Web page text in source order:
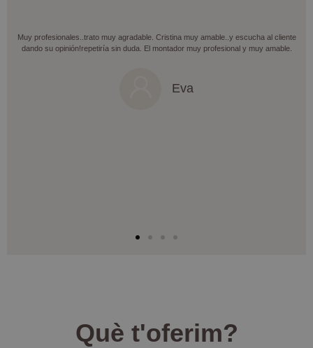
Muy profesionales..trato muy agradable. Cristina muy amable..y escucha al cliente
dando su opinión!repetiría sin duda. El montador muy profesional y muy amable.
Eva
Què t'oferim?